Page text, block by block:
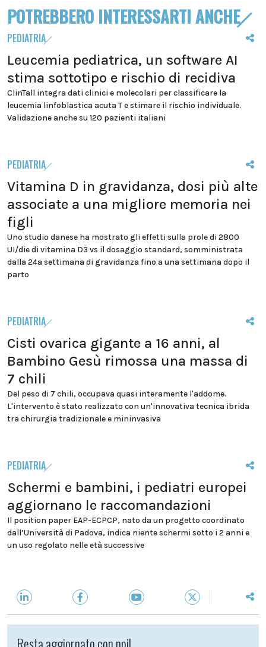
POTREBBERO INTERESSARTI ANCHE
PEDIATRIA
Leucemia pediatrica, un software AI
stima sottotipo e rischio di recidiva
ClinTall integra dati clinici e molecolari per classificare la
leucemia linfoblastica acuta T e stimare il rischio individuale.
Validazione anche su 120 pazienti italiani
PEDIATRIA
Vitamina D in gravidanza, dosi più alte
associate a una migliore memoria nei
figli
Uno studio danese ha mostrato gli effetti sulla prole di 2800
UI/die di vitamina D3 vs il dosaggio standard, somministrata
dalla 24a settimana di gravidanza fino a una settimana dopo il
parto
PEDIATRIA
Cisti ovarica gigante a 16 anni, al
Bambino Gesù rimossa una massa di
7 chili
Del peso di 7 chili, occupava quasi interamente l'addome.
L'intervento è stato realizzato con un'innovativa tecnica ibrida
tra chirurgia tradizionale e mininvasiva
PEDIATRIA
Schermi e bambini, i pediatri europei
aggiornano le raccomandazioni
Il position paper EAP-ECPCP, nato da un progetto coordinato
dall’Università di Padova, indica niente schermi sotto i 2 anni e
un uso regolato nelle età successive